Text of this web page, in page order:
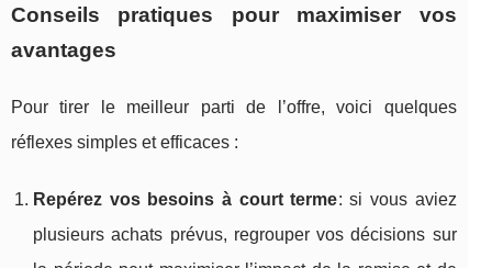
Conseils pratiques pour maximiser vos
avantages
Pour tirer le meilleur parti de l’offre, voici quelques
réflexes simples et efficaces :
Repérez vos besoins à court terme: si vous aviez
plusieurs achats prévus, regrouper vos décisions sur